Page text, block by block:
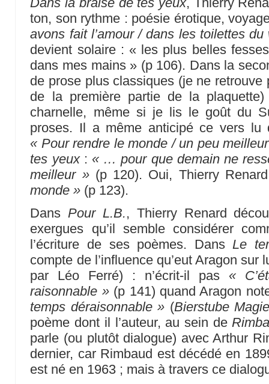
ton, son rythme : poésie érotique,
avons fait l’amour / dans les toilettes du
devient solaire : « les plus belles
dans mes mains » (p 106). Dans la
de prose plus classiques (je ne
de la première partie de la plaquette)
charnelle, même si je lis le goût du
proses. Il a même anticipé ce vers
« Pour rendre le monde / un peu
tes yeux: « … pour que demain ne
meilleur »(p 120). Oui, Thierry
monde » (p 123).
DansPour L.B., Thierry Renard
exergues qu’il semble considérer
l’écriture de ses poèmes. DansLe
compte de l’influence qu’eut Aragon
par Léo Ferré) : n’écrit-il pas «
raisonnable »(p 141) quand Aragon
temps déraisonnable » (Bierstube
poème dont il l’auteur, au sein de
parle (ou plutôt dialogue) avec Arthur
dernier, car Rimbaud est décédé en
est né en 1963 ; mais à travers ce